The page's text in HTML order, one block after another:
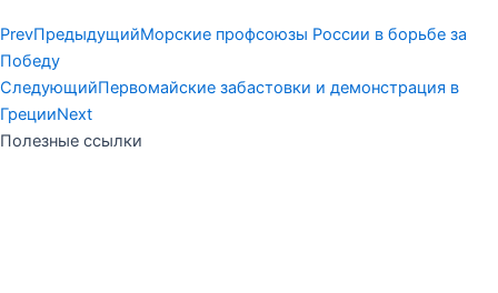
PrevПредыдущийМорские профсоюзы России в борьбе за
Победу
СледующийПервомайские забастовки и демонстрация в
ГрецииNext
Полезные ссылки